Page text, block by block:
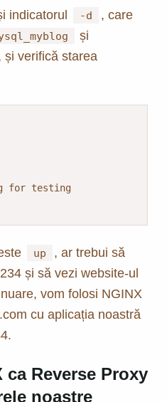
indicatorul -d
, care
și
și verifică starea
for testing
up
, ar trebui să
și să vezi website-ul
vom folosi NGINX
cu aplicația noastră
ca Reverse Proxy
noastre